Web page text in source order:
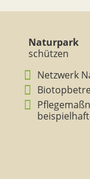
Naturpark
schützen
Netzwerk